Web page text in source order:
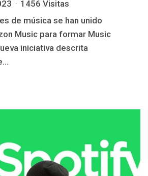
1456 Visitas
de música se han unido
Music para formar Music
iniciativa descrita